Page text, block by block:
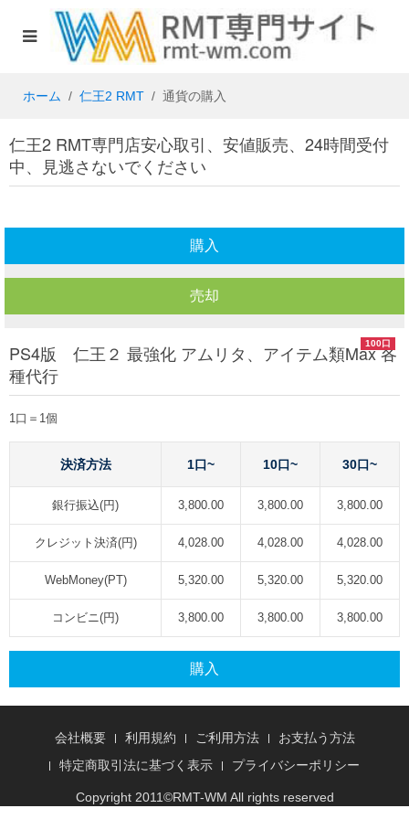
ホーム 仁王2 RMT 通貨の購入
仁王2 RMT専門店安心取引、安値販売、24時間受付
中、見逃さないでください
購入
売却
100口
PS4版 仁王２ 最強化 アムリタ、アイテム類Max 各
種代行
1口＝1個
決済方法 1口~ 10口~ 30口~
銀行振込(円) 3,800.00 3,800.00 3,800.00
クレジット決済(円) 4,028.00 4,028.00 4,028.00
WebMoney(PT) 5,320.00 5,320.00 5,320.00
コンビニ(円) 3,800.00 3,800.00 3,800.00
購入
会社概要 利用規約 ご利用方法
お支払う方法
特定商取引法に基づく表示
プライバシーポリシー
Copyright 2011©RMT-WM All rights reserved